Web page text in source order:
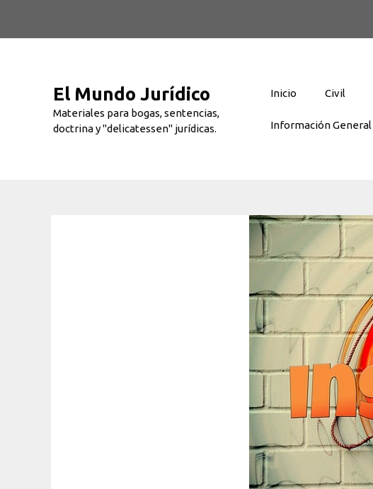
El Mundo Jurídico
Materiales para bogas, sentencias,
doctrina y "delicatessen" jurídicas.
Inicio Civil
Información General